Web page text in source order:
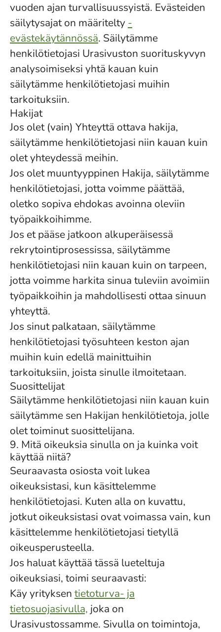
vuoden ajan turvallisuussyistä. Evästeiden
säilytysajat on määritelty -
evästekäytännössä. Säilytämme
henkilötietojasi Urasivuston suorituskyvyn
analysoimiseksi yhtä kauan kuin
säilytämme henkilötietojasi muihin
tarkoituksiin.
Hakijat
Jos olet (vain) Yhteyttä ottava hakija,
säilytämme henkilötietojasi niin kauan kuin
olet yhteydessä meihin.
Jos olet muuntyyppinen Hakija, säilytämme
henkilötietojasi, jotta voimme päättää,
oletko sopiva ehdokas avoinna oleviin
työpaikkoihimme.
Jos et pääse jatkoon alkuperäisessä
rekrytointiprosessissa, säilytämme
henkilötietojasi niin kauan kuin on tarpeen,
jotta voimme harkita sinua tuleviin avoimiin
työpaikkoihin ja mahdollisesti ottaa sinuun
yhteyttä.
Jos sinut palkataan, säilytämme
henkilötietojasi työsuhteen keston ajan
muihin kuin edellä mainittuihin
tarkoituksiin, joista sinulle ilmoitetaan.
Suosittelijat
Säilytämme henkilötietojasi niin kauan kuin
säilytämme sen Hakijan henkilötietoja, jolle
olet toiminut suosittelijana.
9. Mitä oikeuksia sinulla on ja kuinka voit
käyttää niitä?
Seuraavasta osiosta voit lukea
oikeuksistasi, kun käsittelemme
henkilötietojasi. Kuten alla on kuvattu,
jotkut oikeuksistasi ovat voimassa vain, kun
käsittelemme henkilötietojasi tietyllä
oikeusperusteella.
Jos haluat käyttää tässä lueteltuja
oikeuksiasi, toimi seuraavasti:
Käy yrityksen tietoturva- ja
tietosuojasivulla, joka on
Urasivustossamme. Sivulla on toimintoja,